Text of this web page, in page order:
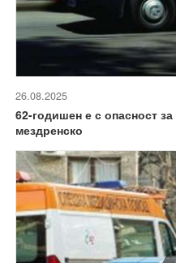
26.08.2025
62-годишен е с опасност
мездренско